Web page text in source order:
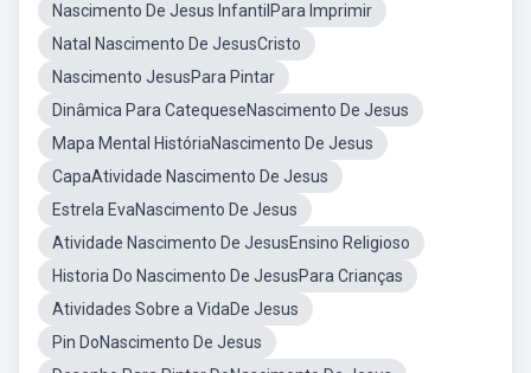
Nascimento De Jesus InfantilPara Imprimir
Natal Nascimento De JesusCristo
Nascimento JesusPara Pintar
Dinâmica Para CatequeseNascimento De Jesus
Mapa Mental HistóriaNascimento De Jesus
CapaAtividade Nascimento De Jesus
Estrela EvaNascimento De Jesus
Atividade Nascimento De JesusEnsino Religioso
Historia Do Nascimento De JesusPara Crianças
Atividades Sobre a VidaDe Jesus
Pin DoNascimento De Jesus